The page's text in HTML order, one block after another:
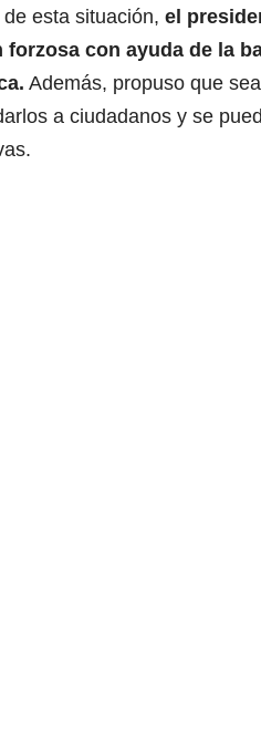
esta situación, el
forzosa con ayuda de la
Además, propuso que
a ciudadanos y se